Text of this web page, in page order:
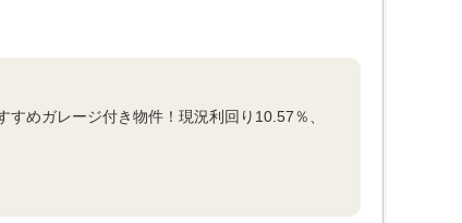
めガレージ付き物件！現況利回り10.57％、